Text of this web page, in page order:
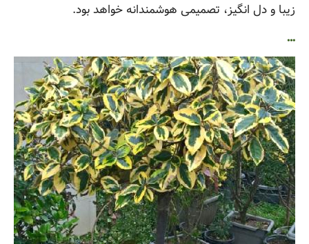
زیبا و دل انگیز، تصمیمی هوشمندانه خواهد بود.
…